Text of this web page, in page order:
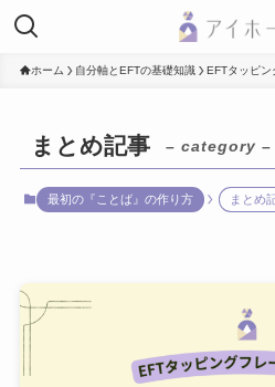
ホーム 自分軸とEFTの基礎知識 EFTタッピン
まとめ記事 – category –
最初の『ことば』の作り方 まとめ